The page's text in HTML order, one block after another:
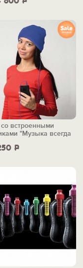
Р
встроенными
"Музыка всегда